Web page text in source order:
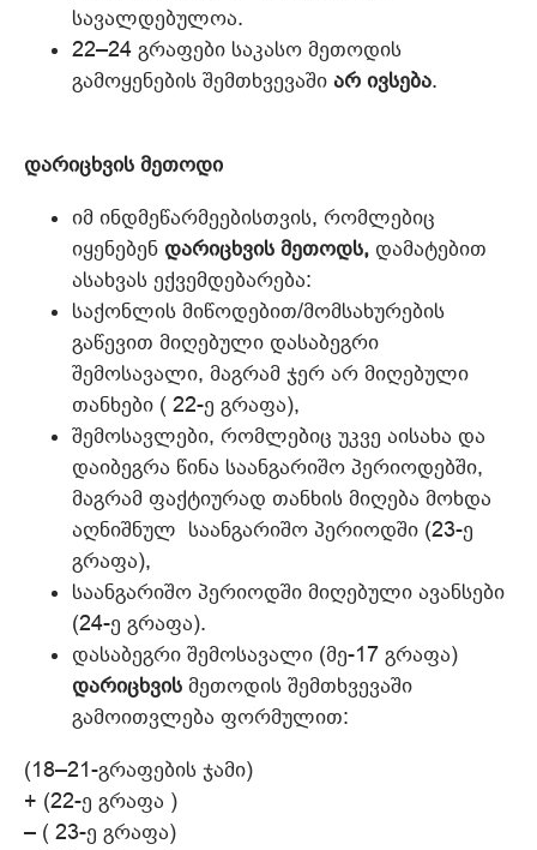
სავალდებულოა.
22–24 გრაფები საკასო მეთოდის
გამოყენების შემთხვევაში არ ივსება.
დარიცხვის მეთოდი
იმ ინდმეწარმეებისთვის, რომლებიც
იყენებენ დარიცხვის მეთოდს, დამატებით
ასახვას ექვემდებარება:
საქონლის მიწოდებით/მომსახურების
გაწევით მიღებული დასაბეგრი
შემოსავალი, მაგრამ ჯერ არ მიღებული
თანხები ( 22-ე გრაფა),
შემოსავლები, რომლებიც უკვე აისახა და
დაიბეგრა წინა საანგარიშო პერიოდებში,
მაგრამ ფაქტიურად თანხის მიღება მოხდა
აღნიშნულ საანგარიშო პერიოდში (23-ე
გრაფა),
საანგარიშო პერიოდში მიღებული ავანსები
(24-ე გრაფა).
დასაბეგრი შემოსავალი (მე-17 გრაფა)
დარიცხვის მეთოდის შემთხვევაში
გამოითვლება ფორმულით:
(18–21-გრაფების ჯამი)
+ (22-ე გრაფა )
– ( 23-ე გრაფა)